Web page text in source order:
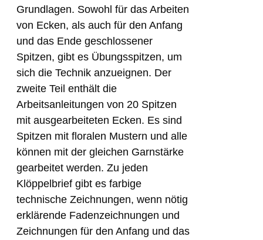
Grundlagen. Sowohl für das Arbeiten
von Ecken, als auch für den Anfang
und das Ende geschlossener
Spitzen, gibt es Übungsspitzen, um
sich die Technik anzueignen. Der
zweite Teil enthält die
Arbeitsanleitungen von 20 Spitzen
mit ausgearbeiteten Ecken. Es sind
Spitzen mit floralen Mustern und alle
können mit der gleichen Garnstärke
gearbeitet werden. Zu jeden
Klöppelbrief gibt es farbige
technische Zeichnungen, wenn nötig
erklärende Fadenzeichnungen und
Zeichnungen für den Anfang und das